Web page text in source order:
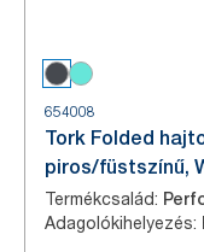
654008
Tork Folded
piros/füstszínű,
Termékcsalád:
Adagolókihelyezés: